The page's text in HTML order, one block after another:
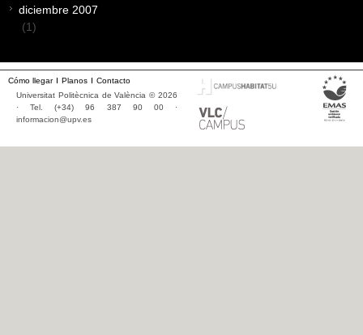
diciembre 2007
(1)
Cómo llegar Planos
Contacto
Universitat Politècnica de València © 2026
· Tel. (+34) 96 387 90 00 ·
informacion@upv.es